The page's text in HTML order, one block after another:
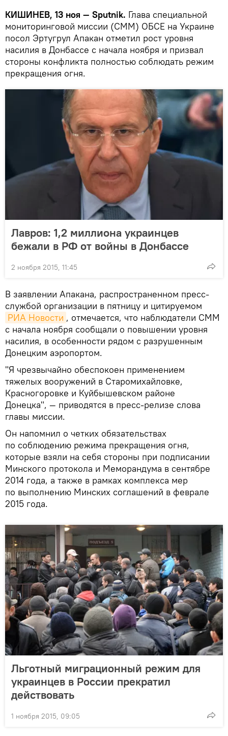
КИШИНЕВ, 13 ноя — Sputnik. Глава специальной
мониторинговой миссии (СММ) ОБСЕ на Украине
посол Эртугрул Апакан отметил рост уровня
насилия в Донбассе с начала ноября и призвал
стороны конфликта полностью соблюдать режим
прекращения огня.
Лавров: 1,2 миллиона украинцев
бежали в РФ от войны в Донбассе
2 ноября 2015, 11:45
В заявлении Апакана, распространенном пресс-
службой организации в пятницу и цитируемом
РИА Новости , отмечается, что наблюдатели СММ
с начала ноября сообщали о повышении уровня
насилия, в особенности рядом с разрушенным
Донецким аэропортом.
"Я чрезвычайно обеспокоен применением
тяжелых вооружений в Старомихайловке,
Красногоровке и Куйбышевском районе
Донецка", — приводятся в пресс-релизе слова
главы миссии.
Он напомнил о четких обязательствах
по соблюдению режима прекращения огня,
которые взяли на себя стороны при подписании
Минского протокола и Меморандума в сентябре
2014 года, а также в рамках комплекса мер
по выполнению Минских соглашений в феврале
2015 года.
Льготный миграционный режим для
украинцев в России прекратил
действовать
1 ноября 2015, 09:05